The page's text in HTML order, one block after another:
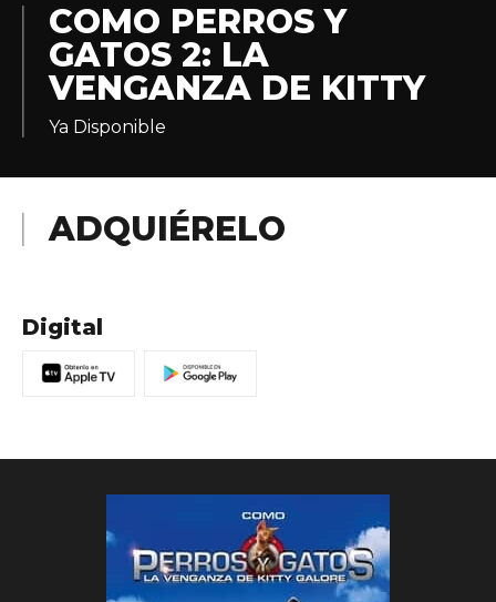
Experiencias
HBO Max
COMO PERROS Y
GATOS 2: LA
VENGANZA DE KITTY
Ya Disponible
ADQUIÉRELO
Digital